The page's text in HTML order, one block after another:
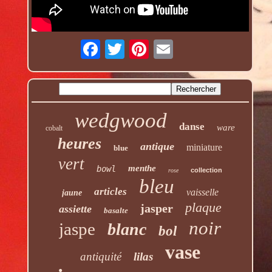
cobalt wedgwood danse ware
heures blue antique miniature
vert bowl menthe rose collection
jaune articles bleu vaisselle
assiette basalte jasper plaque
jaspe blanc bol noir
antiquité lilas vase